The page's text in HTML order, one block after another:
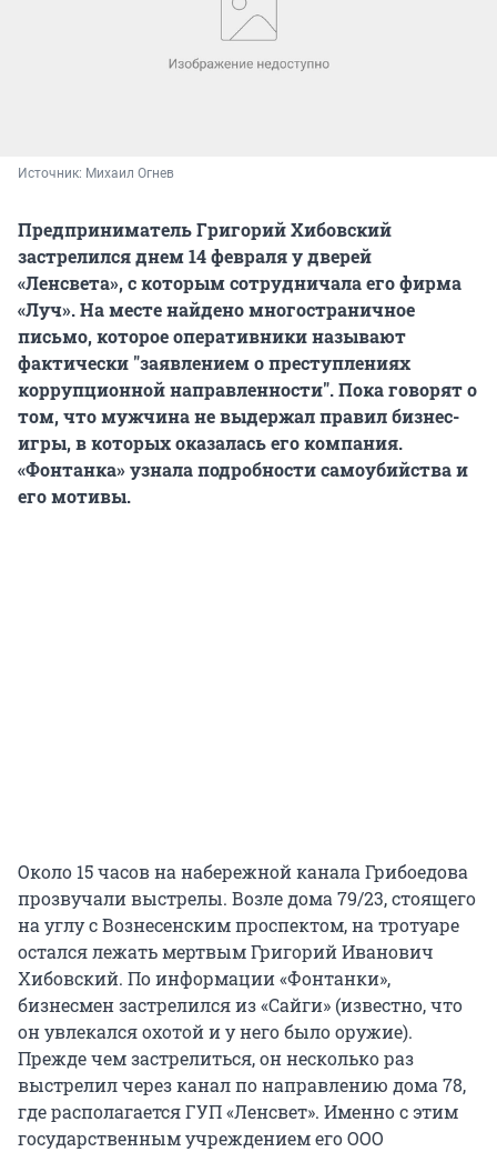
Источник: Михаил Огнев
Предприниматель Григорий Хибовский
застрелился днем 14 февраля у дверей
«Ленсвета», с которым сотрудничала его фирма
«Луч». На месте найдено многостраничное
письмо, которое оперативники называют
фактически "заявлением о преступлениях
коррупционной направленности". Пока говорят о
том, что мужчина не выдержал правил бизнес-
игры, в которых оказалась его компания.
«Фонтанка» узнала подробности самоубийства и
его мотивы.
Около 15 часов на набережной канала Грибоедова
прозвучали выстрелы. Возле дома 79/23, стоящего
на углу с Вознесенским проспектом, на тротуаре
остался лежать мертвым Григорий Иванович
Хибовский. По информации «Фонтанки»,
бизнесмен застрелился из «Сайги» (известно, что
он увлекался охотой и у него было оружие).
Прежде чем застрелиться, он несколько раз
выстрелил через канал по направлению дома 78,
где располагается ГУП «Ленсвет». Именно с этим
государственным учреждением его ООО